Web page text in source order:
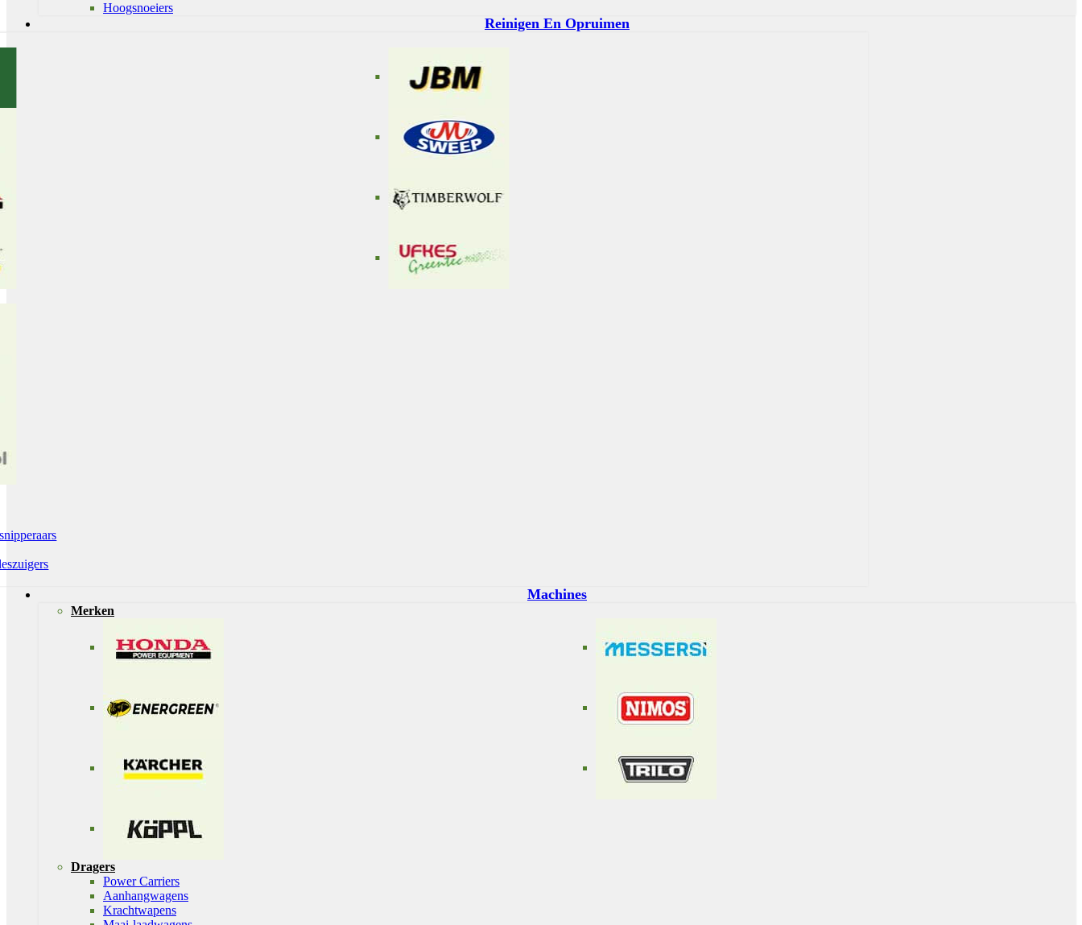
Hoogsnoeiers
Reinigen En Opruimen
Machines
Merken
Dragers
Power Carriers
Aanhangwagens
Krachtwapens